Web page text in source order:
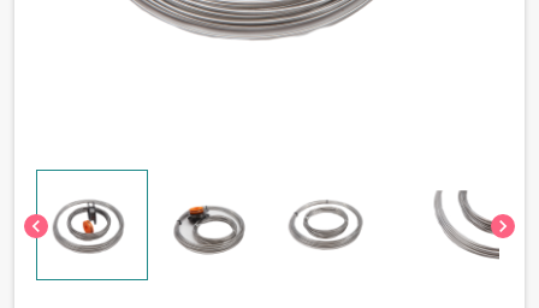
chevron_left chevron_right